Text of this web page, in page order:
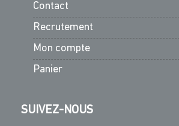
Contact
Recrutement
Mon compte
Panier
SUIVEZ-NOUS